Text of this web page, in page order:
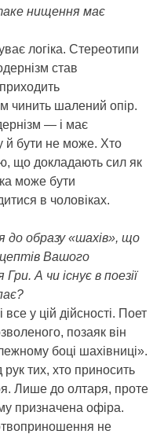
нищення має
логіка. Стереотипи
став
чинить шалений опір.
— і має
й бути не може. Хто
що докладають сил як
може бути
в чоловіках.
образу «шахів», що
Вашого
А чи існує в поезії
у цій дійсності. Поет
позаяк він
боці шахівниці».
рук тих, хто приносить
Лише до олтаря, проте
призначена офіра.
не